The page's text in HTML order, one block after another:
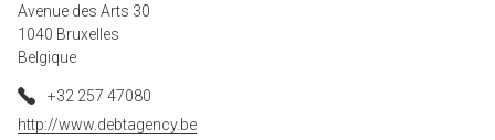
Avenue des Arts 30
1040 Bruxelles
Belgique
+32 257 47080
http://www.debtagency.be